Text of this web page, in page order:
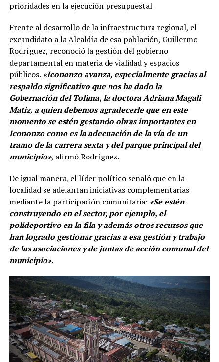
prioridades en la ejecución presupuestal.
Frente al desarrollo de la infraestructura regional, el
excandidato a la Alcaldía de esa población, Guillermo
Rodríguez, reconoció la gestión del gobierno
departamental en materia de vialidad y espacios
públicos. «Icononzo avanza, especialmente gracias al
respaldo significativo que nos ha dado la
Gobernación del Tolima, la doctora Adriana Magali
Matiz, a quien debemos agradecerle que en este
momento se estén gestando obras importantes en
Icononzo como es la adecuación de la vía de un
tramo de la carrera sexta y del parque principal del
municipio», afirmó Rodríguez.
De igual manera, el líder político señaló que en la
localidad se adelantan iniciativas complementarias
mediante la participación comunitaria: «Se estén
construyendo en el sector, por ejemplo, el
polideportivo en la fila y además otros recursos que
han logrado gestionar gracias a esa gestión y trabajo
de las asociaciones y de juntas de acción comunal del
municipio».